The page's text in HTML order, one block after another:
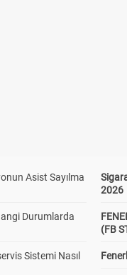
Asist Sayılma
Durumlarda
Sistemi Nasıl
2026
(FB